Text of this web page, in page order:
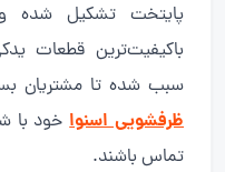
پایتخت تشکیل شده
باکیفیت‌ترین قطعات
سبب شده تا مشتریان
ظرفشویی اسنواخود با
تماس باشند.